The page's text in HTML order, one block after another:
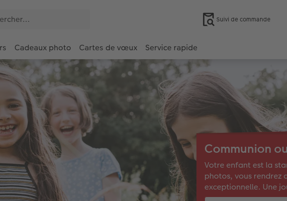
Suivi de commande
Cadeaux photo Cartes de vœux Service rapide
Communion
Votre enfant est la
photos, vous rendrez
exceptionnelle. Une